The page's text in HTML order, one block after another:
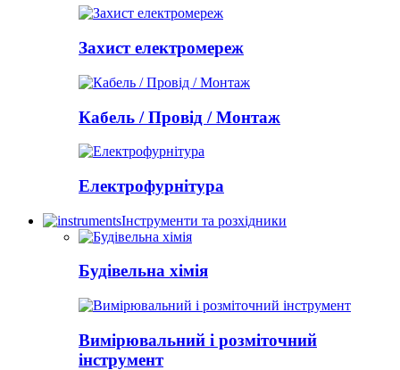
Захист електромереж
Кабель / Провід / Монтаж
Електрофурнітура
Інструменти та розхідники
Будівельна хімія
Вимірювальний і розміточний
інструмент